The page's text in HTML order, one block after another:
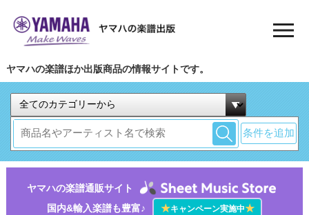
ヤマハの楽譜ほか出版商品の情報サイトです。
条件を追加
ヤマハの楽譜通販サイト
国内&輸入楽譜も豊富♪
★キャンペーン実施中★